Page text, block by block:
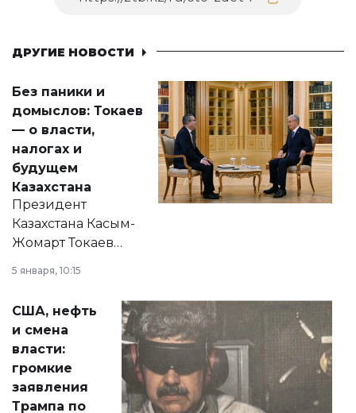
ДРУГИЕ НОВОСТИ
Без паники и
домыслов: Токаев
— о власти,
налогах и
будущем
Казахстана
Президент
Казахстана Касым-
Жомарт Токаев
сразу несколько
актуальных тем —
от слухов о
политических
реформах до
вопросов армии,
экономики и
5 января, 10:15
США, нефть
и смена
власти:
громкие
заявления
Трампа по